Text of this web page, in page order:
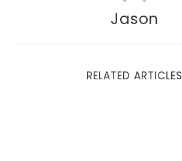
Jason
RELATED ARTICLES